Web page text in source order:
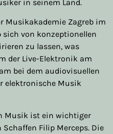
in seinem Land.
Musikakademie Zagreb im
sich von konzeptionellen
zu lassen, was
der Live-Elektronik am
bei dem audiovisuellen
elektronische Musik
Musik ist ein wichtiger
Filip Merceps. Die